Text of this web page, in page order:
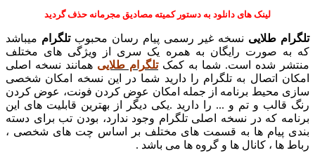
لینک های دانلود به دستور کمیته مصادیق مجرمانه حذف گردید
نسخه غیر رسمی پیام رسان محبوبتلگراممیباشد
رایگان به همره یک سری از ویژگی های مختلف
است. شما به کمکتلگرام طلایی همانند نسخه اصلی
به تلگرام را دارید شما در این نسخه امکان شخصی
برنامه از جمله امکان عوض کردن فونت، عوض کردن
و تم و ... را دارید .یکی دیگر از بهترین قابلیت های این
در نسخه اصلی تلگرام وجود ندارد، بودن تب برای دسته
ها به قسمت های مختلف بر اساس چت های شخصی ،
کانال ها و گروه ها می باشد .